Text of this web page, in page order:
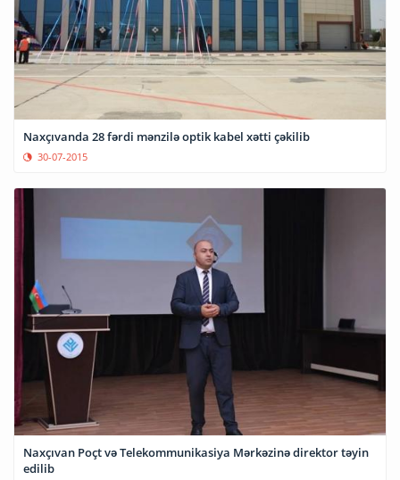
Naxçıvanda 28 fərdi mənzilə optik kabel xətti çəkilib
30-07-2015
Naxçıvan Poçt və Telekommunikasiya Mərkəzinə direktor təyin
edilib